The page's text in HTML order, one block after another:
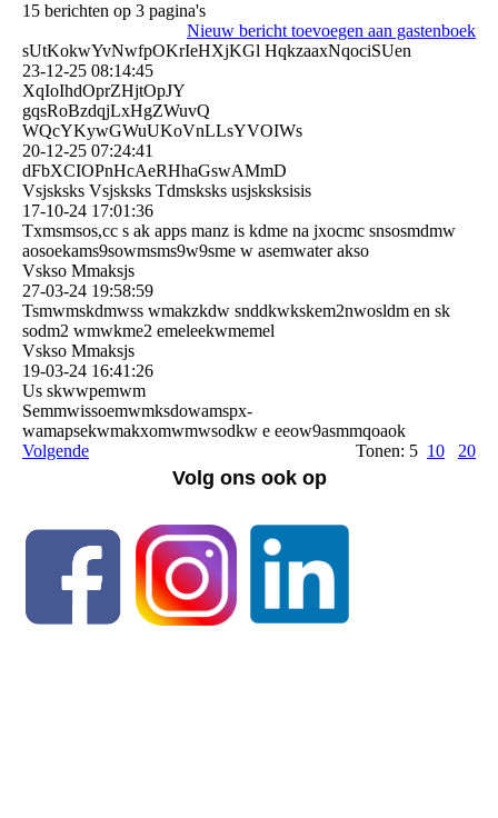
15 berichten op 3 pagina's
Nieuw bericht toevoegen aan gastenboek
sUtKokwYvNwfpOKrIeHXjKGl HqkzaaxNqociSUen
23-12-25 08:14:45
XqIoIhdOprZHjtOpJY
gqsRoBzdqjLxHgZWuvQ
WQcYKywGWuUKoVnLLsYVOIWs
20-12-25 07:24:41
dFbXCIOPnHcAeRHhaGswAMm­D
Vsjsksks Vsjsksks Tdmsksks usjsksksisis
17-10-24 17:01:36
Txmsmsos,cc s ak apps manz is kdme na jxocmc snsosmdmw
aosoekams9sowmsms9w9sme w asemwater akso
Vskso Mmaksjs
27-03-24 19:58:59
Tsmwmskdmwss wmakzkdw snddkwkskem2nwosldm en sk
sodm2 wmwkme2 emeleekwmemel
Vskso Mmaksjs
19-03-24 16:41:26
Us skwwpemwm
Semmwissoemwmksdowamspx­
wamapsekwmakxomwmwsodkw e eeow9asmmqoaok
Volgende
Tonen: 5 10 20
Volg ons ook op